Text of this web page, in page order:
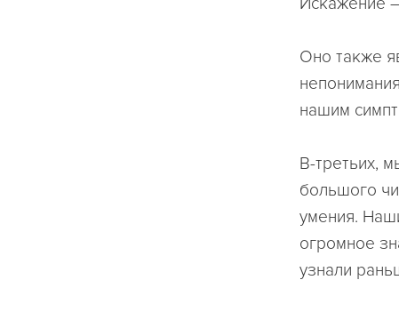
Оно также
нашим
В-третьих,
большого
умения.
огромное
узнали